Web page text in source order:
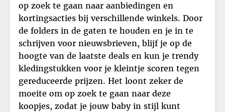
op zoek te gaan naar aanbiedingen en
kortingsacties bij verschillende winkels. Door
de folders in de gaten te houden en je in te
schrijven voor nieuwsbrieven, blijf je op de
hoogte van de laatste deals en kun je trendy
kledingstukken voor je kleintje scoren tegen
gereduceerde prijzen. Het loont zeker de
moeite om op zoek te gaan naar deze
koopjes, zodat je jouw baby in stijl kunt